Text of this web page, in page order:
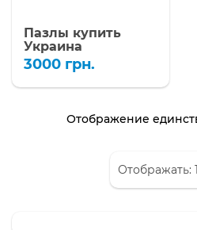
Пазлы купить
Украина
3000 грн.
Отображение